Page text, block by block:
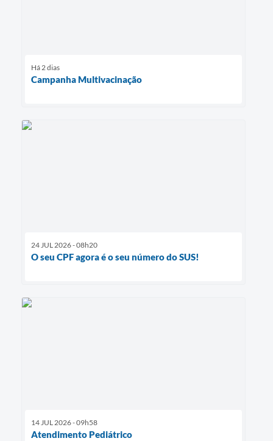
Há 2 dias
Campanha Multivacinação
24 JUL 2026 - 08h20
O seu CPF agora é o seu número do SUS!
14 JUL 2026 - 09h58
Atendimento Pediátrico